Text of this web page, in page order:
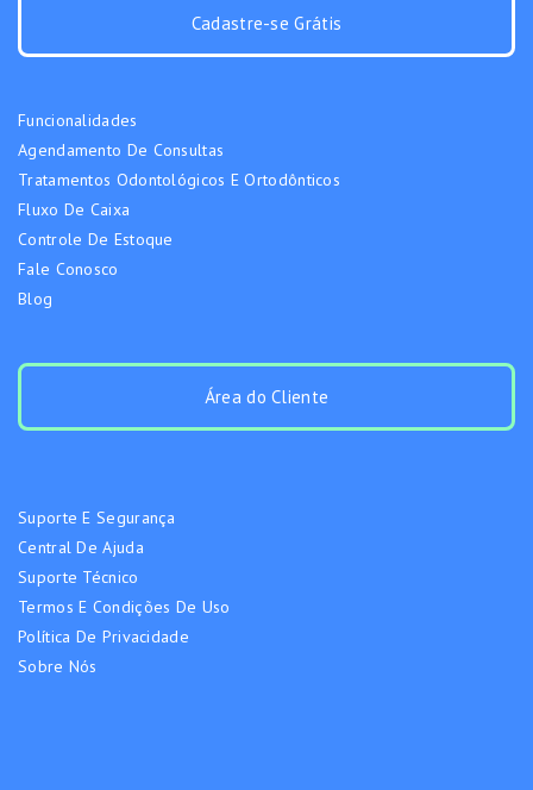
Cadastre-se Grátis
Funcionalidades
Agendamento De Consultas
Tratamentos Odontológicos E Ortodônticos
Fluxo De Caixa
Controle De Estoque
Fale Conosco
Blog
Área do Cliente
Suporte E Segurança
Central De Ajuda
Suporte Técnico
Termos E Condições De Uso
Política De Privacidade
Sobre Nós